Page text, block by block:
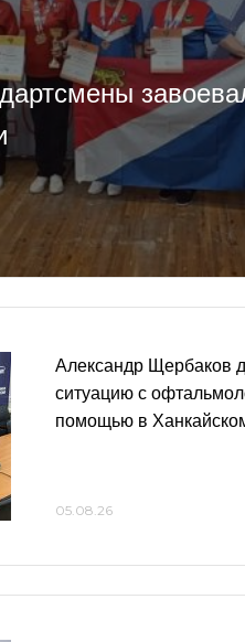
Александр Щербаков
ситуацию с
помощью в
05.08.26